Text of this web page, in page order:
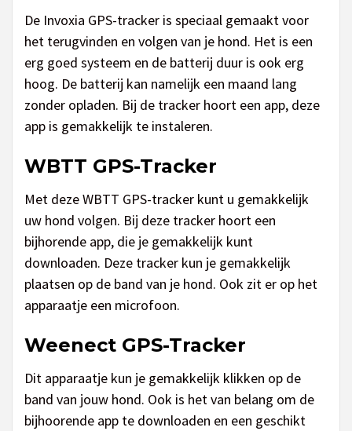
De Invoxia GPS-tracker is speciaal gemaakt voor
het terugvinden en volgen van je hond. Het is een
erg goed systeem en de batterij duur is ook erg
hoog. De batterij kan namelijk een maand lang
zonder opladen. Bij de tracker hoort een app, deze
app is gemakkelijk te instaleren.
WBTT GPS-Tracker
Met deze WBTT GPS-tracker kunt u gemakkelijk
uw hond volgen. Bij deze tracker hoort een
bijhorende app, die je gemakkelijk kunt
downloaden. Deze tracker kun je gemakkelijk
plaatsen op de band van je hond. Ook zit er op het
apparaatje een microfoon.
Weenect GPS-Tracker
Dit apparaatje kun je gemakkelijk klikken op de
band van jouw hond. Ook is het van belang om de
bijhoorende app te downloaden en een geschikt